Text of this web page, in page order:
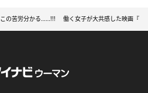
この苦労分かる……!!! 働く女子が大共感した映画『ハ